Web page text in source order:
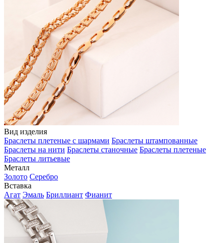
Вид изделия
Браслеты плетеные с шармами Браслеты штампованные
Браслеты на нити Браслеты станочные Браслеты плетеные
Браслеты литьевые
Металл
Золото Серебро
Вставка
Агат Эмаль Бриллиант Фианит